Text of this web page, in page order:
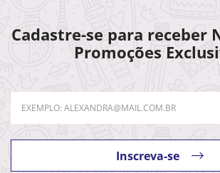
Cadastre-se para receber
Promoções
Inscreva-se